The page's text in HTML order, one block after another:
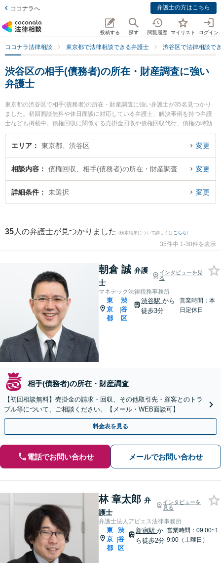
ココナラへ 弁護士の方はこちら
投稿する 探す 閲覧履歴 マイリスト ログイン
ココナラ法律相談 東京都で法律相談できる弁護士 渋谷区で法律相談で
渋谷区の相手(債務者)の所在・財産調査に強い
弁護士
東京都の渋谷区で相手(債務者)の所在・財産調査に強い弁護士が35名見つかり
ました。初回面談無料や休日面談に対応している弁護士、解決事例を持つ弁護
士なども掲載中。債権回収に関係する売掛金回収や債権回収代行、債権の時効
中断等の細かな分野での絞り込み検索もでき便利です。特にマネテック法律税
務事務所の朝倉 誠弁護士や弁護士法人アビエス法律事務所の林 章太郎弁護士、
産調査のトラブルを今すぐに弁護士に相談したい』『相手(債務者)の所在・財産
調査のトラブル解決の実績豊富な近くの弁護士を検索したい』『初回相談無料
で相手(債務者)の所在・財産調査を法律相談できる渋谷区内の弁護士に相談予約
エリア 東京都、渋谷区 変更
相談内容 債権回収、相手(債務者)の所在・財産調査 変更
詳細条件 未選択 変更
35 人の弁護士が見つかりました (検索結果について詳しくは こちら)
35件中 1-30件を表示
朝倉 誠 弁護
士
インタビューを見
る
マネテック法律税務事務所
東
京
都
|
渋
谷
区
渋谷駅から
徒歩3分
営業時間：本
日定休日
相手(債務者)の所在・財産調査
【初回相談無料】売掛金の請求・回収、その他取引先・顧客とのトラ
ブル等について、ご相談ください。【メール・WEB面談可】
料金表を見る
電話でお問い合わせ メールでお問い合わせ
林 章太郎 弁
護士
インタビューを
見る
弁護士法人アビエス法律事務所
東
京
都
|
渋
谷
区
新宿駅 か
ら徒歩2分
営業時間：09:00~1
9:00（土曜日）